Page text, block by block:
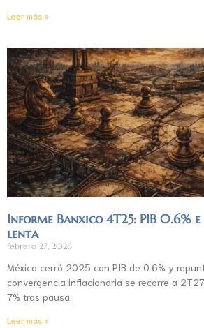
Leer más »
Informe Banxico 4T25: PIB 0.6%
lenta
febrero 27, 2026
México cerró 2025 con PIB de 0.6% y
convergencia inflacionaria se recorre a
7% tras pausa.
Leer más »